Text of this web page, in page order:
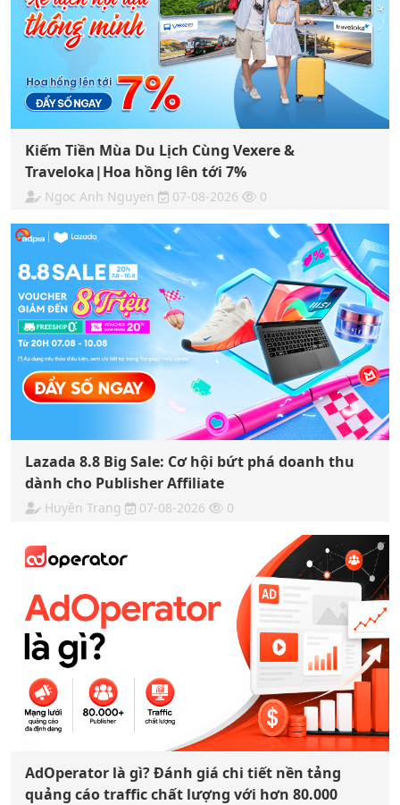
Kiếm Tiền Mùa Du Lịch Cùng Vexere &
Traveloka|Hoa hồng lên tới 7%
Ngoc Anh Nguyen 07-08-2026 0
Lazada 8.8 Big Sale: Cơ hội bứt phá doanh thu
dành cho Publisher Affiliate
Huyền Trang 07-08-2026 0
AdOperator là gì? Đánh giá chi tiết nền tảng
quảng cáo traffic chất lượng với hơn 80.000